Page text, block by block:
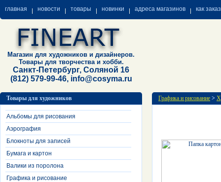
главная новости товары новинки адреса магазинов как
Магазин для художников и дизайнеров.
Товары для творчества и хобби.
Санкт-Петербург, Соляной 16
(812) 579-99-46, info@cosyma.ru
Товары для художников
Альбомы для рисования
Аэрография
Блокноты для записей
Бумага и картон
Валики из поролона
Графика и рисование
Графика и рисование >